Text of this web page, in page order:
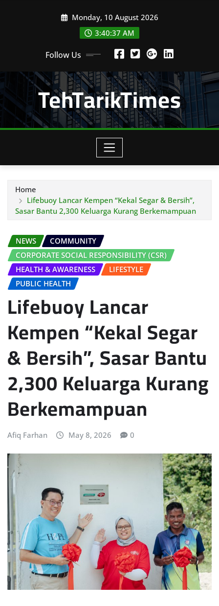
Monday, 10 August 2026
3:40:39 AM
Follow Us
TehTarikTimes
Home
Lifebuoy Lancar Kempen “Kekal Segar & Bersih”,
Sasar Bantu 2,300 Keluarga Kurang Berkemampuan
NEWS
COMMUNITY
CORPORATE SOCIAL RESPONSIBILITY (CSR)
HEALTH & AWARENESS
LIFESTYLE
PUBLIC HEALTH
Lifebuoy Lancar
Kempen “Kekal Segar
& Bersih”, Sasar Bantu
2,300 Keluarga Kurang
Berkemampuan
Afiq Farhan May 8, 2026 0